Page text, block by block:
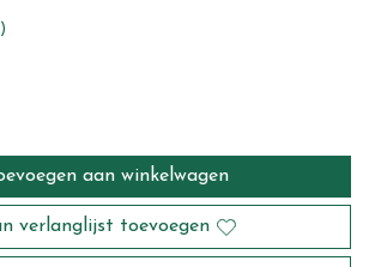
aan winkelwagen
verlanglijst toevoegen